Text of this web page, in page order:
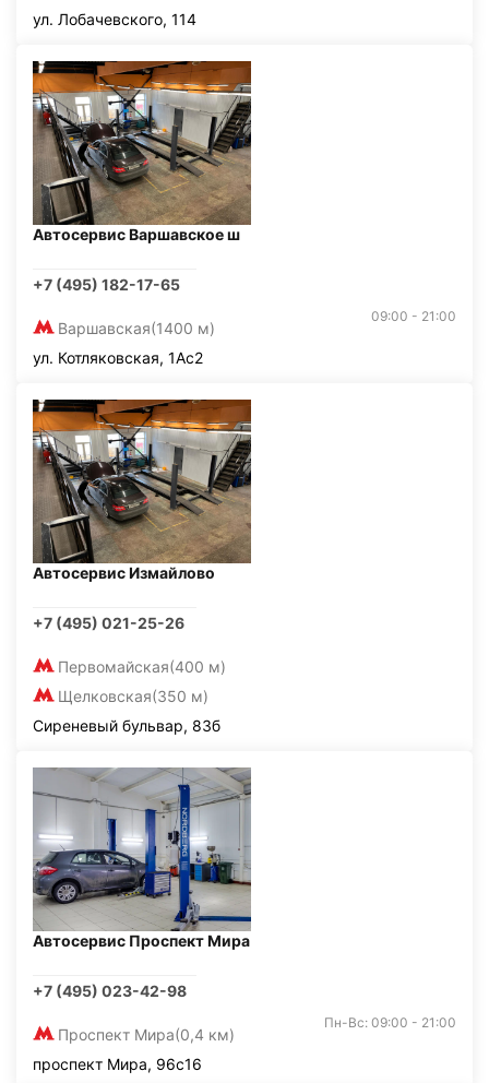
ул. Лобачевского, 114
Автосервис Варшавское ш
+7 (495) 182-17-65
Варшавская(1400 м)
09:00 - 21:00
ул. Котляковская, 1Ас2
Автосервис Измайлово
+7 (495) 021-25-26
Первомайская(400 м)
Щелковская(350 м)
Сиреневый бульвар, 83б
Автосервис Проспект Мира
+7 (495) 023-42-98
Проспект Мира(0,4 км)
Пн-Вс: 09:00 - 21:00
проспект Мира, 96с16